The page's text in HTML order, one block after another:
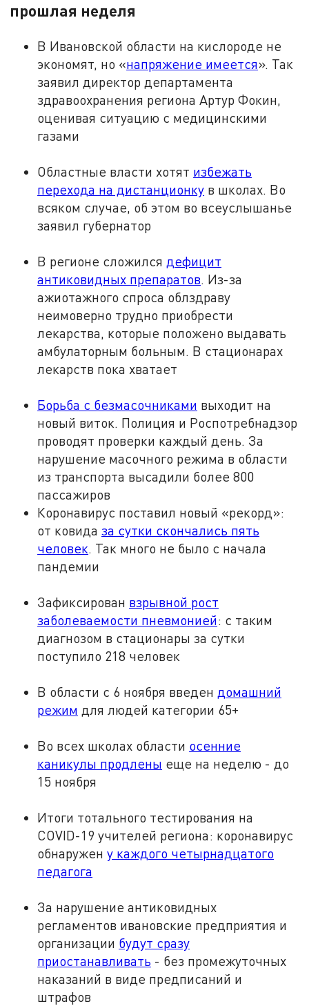
прошлая неделя
В Ивановской области на кислороде не
экономят, но «напряжение имеется». Так
заявил директор департамента
здравоохранения региона Артур Фокин,
оценивая ситуацию с медицинскими
газами
Областные власти хотят избежать
перехода на дистанционку в школах. Во
всяком случае, об этом во всеуслышанье
заявил губернатор
В регионе сложился дефицит
антиковидных препаратов. Из-за
ажиотажного спроса облздраву
неимоверно трудно приобрести
лекарства, которые положено выдавать
амбулаторным больным. В стационарах
лекарств пока хватает
Борьба с безмасочниками выходит на
новый виток. Полиция и Роспотребнадзор
проводят проверки каждый день. За
нарушение масочного режима в области
из транспорта высадили более 800
пассажиров
Коронавирус поставил новый «рекорд»:
от ковидаза сутки скончались пять
человек. Так много не было с начала
пандемии
Зафиксирован взрывной рост
заболеваемости пневмонией: с таким
диагнозом в стационары за сутки
поступило 218 человек
В области с 6 ноября введен домашний
режим для людей категории 65+
Во всех школах области осенние
каникулы продлены еще на неделю - до
15 ноября
Итоги тотального тестирования на
COVID-19 учителей региона: коронавирус
обнаружену каждого четырнадцатого
педагога
За нарушение антиковидных
регламентов ивановские предприятия и
организации будут сразу
приостанавливать - без промежуточных
наказаний в виде предписаний и
штрафов